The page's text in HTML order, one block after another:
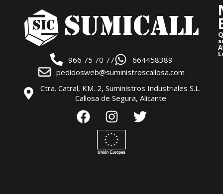
966 75 70 77
664458389
pedidosweb@suministroscallosa.com
Ctra. Catral, KM. 2, Suministros Industriales S.L.
Callosa de Segura, Alicante